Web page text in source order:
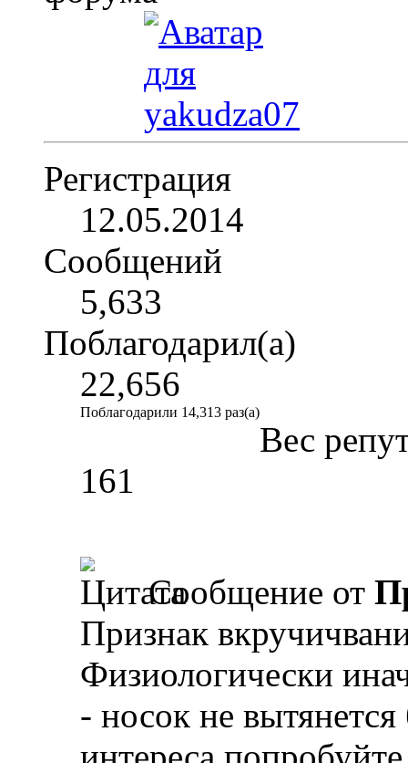
Регистрация
12.05.2014
Сообщений
5,633
Поблагодарил(а)
22,656
Поблагодарили 14,313 раз(а)
Вес
161
Сообщение от
Признак
Физиологически
- носок не вытянется